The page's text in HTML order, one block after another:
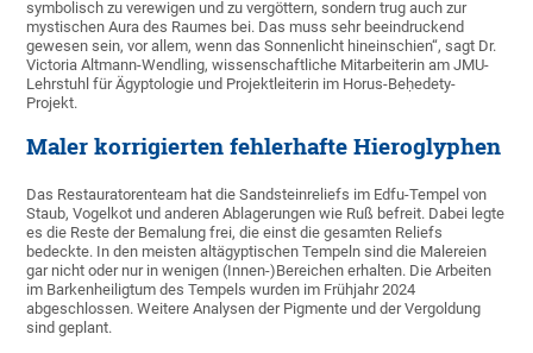
symbolisch zu verewigen und zu vergöttern, sondern trug auch zur
mystischen Aura des Raumes bei. Das muss sehr beeindruckend
gewesen sein, vor allem, wenn das Sonnenlicht hineinschien“, sagt Dr.
Victoria Altmann-Wendling, wissenschaftliche Mitarbeiterin am JMU-
Lehrstuhl für Ägyptologie und Projektleiterin im Horus-Beḥedety-
Projekt.
Maler korrigierten fehlerhafte Hieroglyphen
Das Restauratorenteam hat die Sandsteinreliefs im Edfu-Tempel von
Staub, Vogelkot und anderen Ablagerungen wie Ruß befreit. Dabei legte
es die Reste der Bemalung frei, die einst die gesamten Reliefs
bedeckte. In den meisten altägyptischen Tempeln sind die Malereien
gar nicht oder nur in wenigen (Innen-)Bereichen erhalten. Die Arbeiten
im Barkenheiligtum des Tempels wurden im Frühjahr 2024
abgeschlossen. Weitere Analysen der Pigmente und der Vergoldung
sind geplant.